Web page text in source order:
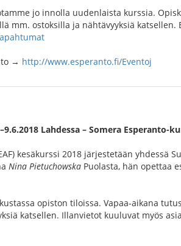
jo innolla uudenlaista kurssia.
mm. ostoksilla ja nähtävyyksiä
→ http://www.esperanto.fi/Eventoj
Lahdessa – Somera Esperanto-
kesäkurssi 2018 järjestetään yhdessä
Nina Pietuchowska Puolasta, hän opettaa
opiston tiloissa. Vapaa-aikana
katsellen. Illanvietot kuuluvat myös